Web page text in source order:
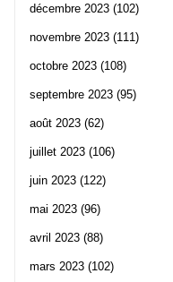
décembre 2023 (102)
novembre 2023 (111)
octobre 2023 (108)
septembre 2023 (95)
août 2023 (62)
juillet 2023 (106)
juin 2023 (122)
mai 2023 (96)
avril 2023 (88)
mars 2023 (102)